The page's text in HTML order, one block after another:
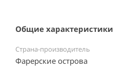
Общие характеристики
Страна-производитель
Фарерские острова ⠀